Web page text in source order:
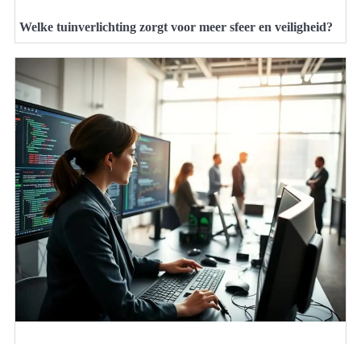
Welke tuinverlichting zorgt voor meer sfeer en veiligheid?